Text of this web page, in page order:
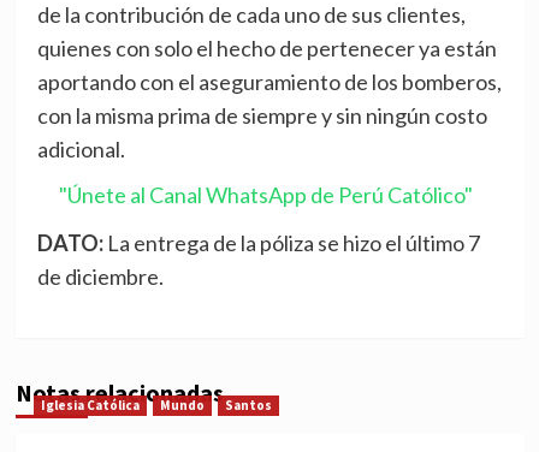
de la contribución de cada uno de sus clientes,
quienes con solo el hecho de pertenecer ya están
aportando con el aseguramiento de los bomberos,
con la misma prima de siempre y sin ningún costo
adicional.
"Únete al Canal WhatsApp de Perú Católico"
DATO: La entrega de la póliza se hizo el último 7
de diciembre.
Notas relacionadas
Iglesia Católica Mundo Santos